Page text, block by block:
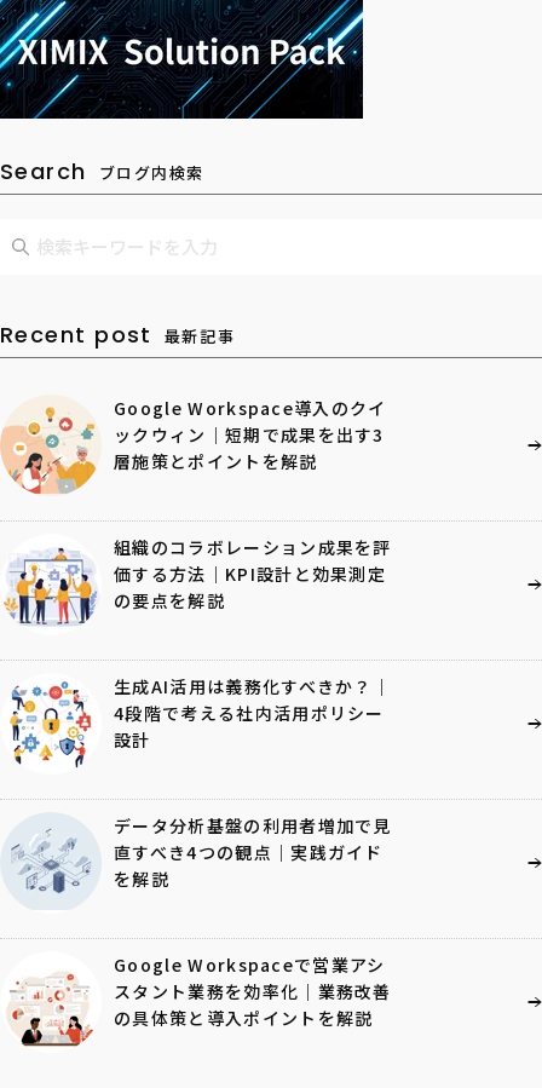
Search ブログ内検索
Recent post 最新記事
Google Workspace導入のクイ
ックウィン｜短期で成果を出す3
層施策とポイントを解説
組織のコラボレーション成果を評
価する方法｜KPI設計と効果測定
の要点を解説
生成AI活用は義務化すべきか？｜
4段階で考える社内活用ポリシー
設計
データ分析基盤の利用者増加で見
直すべき4つの観点｜実践ガイド
を解説
Google Workspaceで営業アシ
スタント業務を効率化｜業務改善
の具体策と導入ポイントを解説